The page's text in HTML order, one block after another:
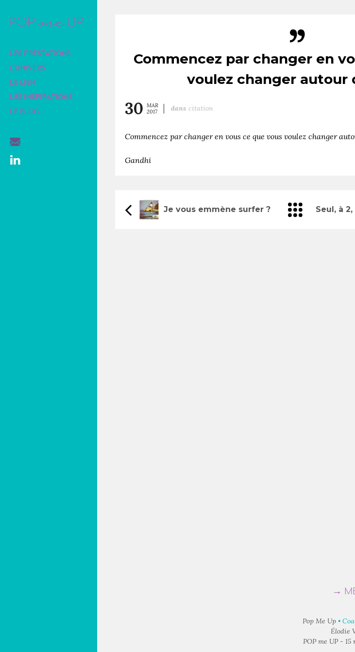
LES PRESTATIONS
L’UNIVERS
LE LIEN
LES INSPIRATIONS
LE BLOG
Commencez par changer en
voulez changer autour
30
MAR
2017
dans Citation
Commencez par changer en vous ce que vous voulez changer
Gandhi
Je vous emmène surfer ?
→
Pop Me Up •
Élodie
POP me UP -